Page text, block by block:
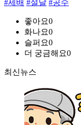
#세배 #설날 #공수
좋아요0
화나요0
슬퍼요0
더 궁금해요0
최신뉴스